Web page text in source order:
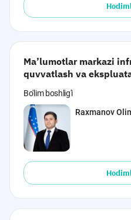
Ma’lumotlar markazi
quvvatlash va
Bo'lim boshlig'i
Raxmanov